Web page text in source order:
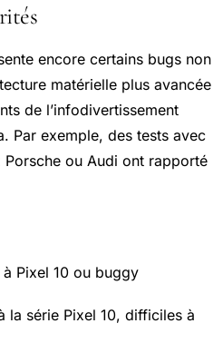
encore certains bugs non
matérielle plus avancée
de l’infodivertissement
Par exemple, des tests avec
ou Audi ont rapporté
Pixel 10 ou buggy
la série Pixel 10, difficiles à